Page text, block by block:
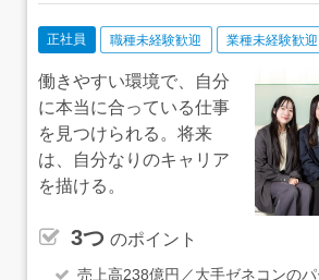
正社員 職種未経験歓迎 業種未経験歓迎
働きやすい環境で、自分
に本当に合っている仕事
を見つけられる。将来
は、自分なりのキャリア
を描ける。
3つ のポイント
売上高238億円／大手ゼネコンの